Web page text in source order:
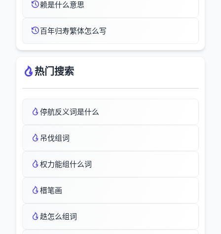
赖是什么意思
百年归寿繁体怎么写
热门搜索
停航反义词是什么
吊伐组词
权力能组什么词
榗笔画
趃怎么组词